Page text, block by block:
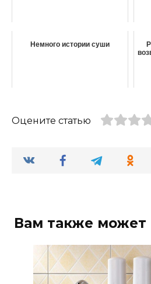
Немного истории суши
Оцените статью
Вам также может